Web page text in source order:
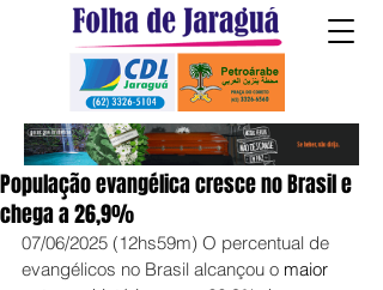
População evangélica cresce no Brasil e
chega a 26,9%
07/06/2025 (12hs59m) O percentual de
evangélicos no Brasil alcançou o maior